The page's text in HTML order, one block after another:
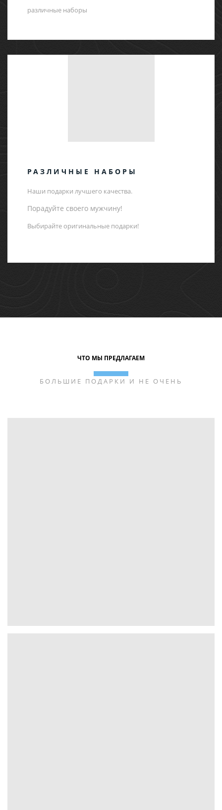
различные наборы
РАЗЛИЧНЫЕ НАБОРЫ
Наши подарки лучшего качества.
Порадуйте своего мужчину!
Выбирайте оригинальные подарки!
ЧТО МЫ ПРЕДЛАГАЕМ
БОЛЬШИЕ ПОДАРКИ И НЕ ОЧЕНЬ